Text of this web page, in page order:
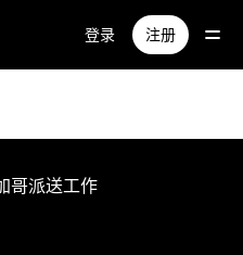
登录 注册
哥派送工作